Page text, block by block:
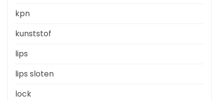
kpn
kunststof
lips
lips sloten
lock